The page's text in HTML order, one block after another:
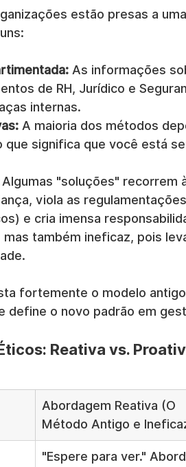
estão presas a
As informações
de RH, Jurídico e
internas.
A maioria dos métodos
que significa que você está
Algumas "soluções" recorrem
viola as
e cria imensa
mas também ineficaz, pois
fortemente o modelo
define o novo padrão em
Reativa vs.
Abordagem Reativa (O
Método Antigo e
"Espere para ver."